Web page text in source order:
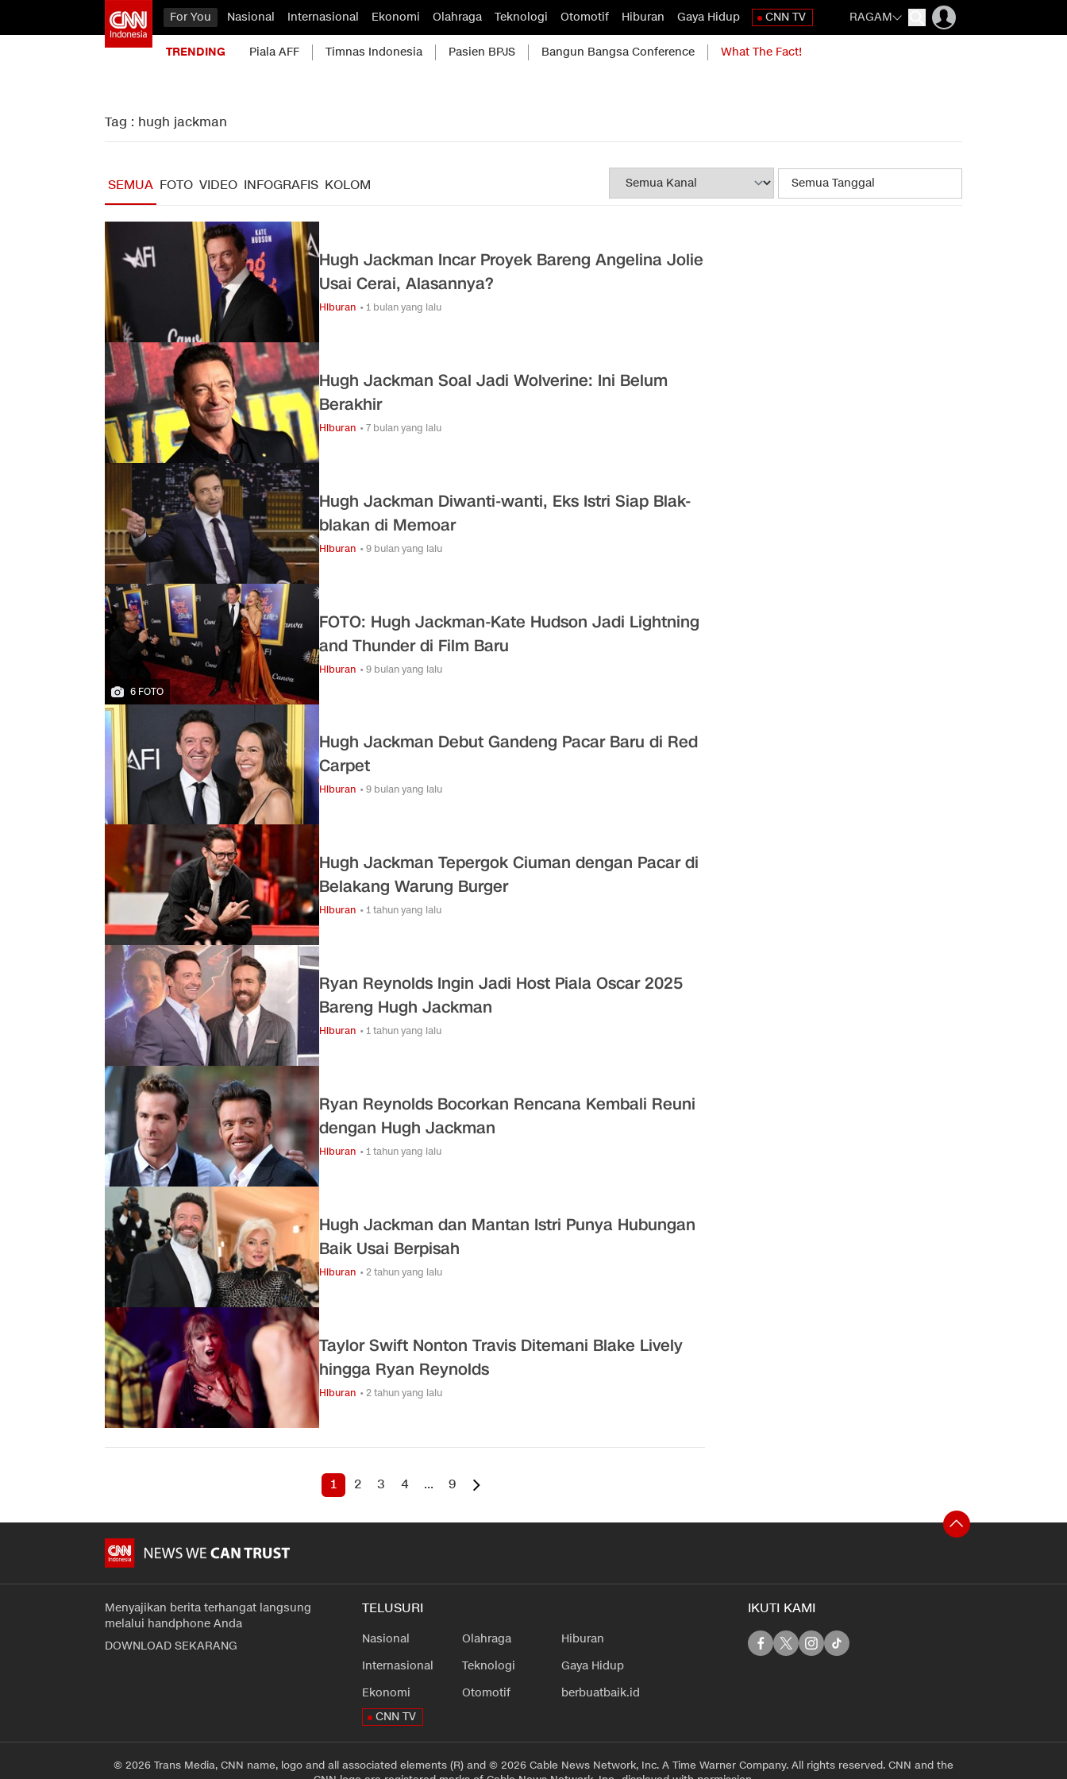
For You Nasional Internasional Ekonomi Olahraga Teknologi Otomotif Hiburan Gaya Hidup CNN TV RAGAM
TRENDING Piala AFF Timnas Indonesia Pasien BPJS Bangun Bangsa Conference What The Fact!
Tag : hugh jackman
SEMUA FOTO VIDEO INFOGRAFIS KOLOM
Hugh Jackman Incar Proyek Bareng Angelina Jolie
Usai Cerai, Alasannya?
Hiburan • 1 bulan yang lalu
Hugh Jackman Soal Jadi Wolverine: Ini Belum
Berakhir
Hiburan • 7 bulan yang lalu
Hugh Jackman Diwanti-wanti, Eks Istri Siap Blak-
blakan di Memoar
Hiburan • 9 bulan yang lalu
6 FOTO
FOTO: Hugh Jackman-Kate Hudson Jadi Lightning
and Thunder di Film Baru
Hiburan • 9 bulan yang lalu
Hugh Jackman Debut Gandeng Pacar Baru di Red
Carpet
Hiburan • 9 bulan yang lalu
Hugh Jackman Tepergok Ciuman dengan Pacar di
Belakang Warung Burger
Hiburan • 1 tahun yang lalu
Ryan Reynolds Ingin Jadi Host Piala Oscar 2025
Bareng Hugh Jackman
Hiburan • 1 tahun yang lalu
Ryan Reynolds Bocorkan Rencana Kembali Reuni
dengan Hugh Jackman
Hiburan • 1 tahun yang lalu
Hugh Jackman dan Mantan Istri Punya Hubungan
Baik Usai Berpisah
Hiburan • 2 tahun yang lalu
Taylor Swift Nonton Travis Ditemani Blake Lively
hingga Ryan Reynolds
Hiburan • 2 tahun yang lalu
1 2 3 4 ... 9
Menyajikan berita terhangat langsung
melalui handphone Anda
DOWNLOAD SEKARANG
TELUSURI
Nasional
Internasional
Ekonomi
Olahraga
Teknologi
Otomotif
Hiburan
Gaya Hidup
berbuatbaik.id
CNN TV
IKUTI KAMI
© 2026 Trans Media, CNN name, logo and all associated elements (R) and © 2026 Cable News Network, Inc. A Time Warner Company. All rights reserved. CNN and the